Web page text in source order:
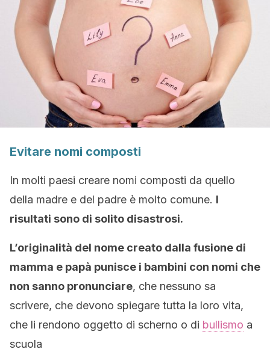
Evitare nomi composti
In molti paesi creare nomi composti da quello
della madre e del padre è molto comune. I
risultati sono di solito disastrosi.
L’originalità del nome creato dalla fusione di
mamma e papà punisce i bambini con nomi che
non sanno pronunciare, che nessuno sa
scrivere, che devono spiegare tutta la loro vita,
che li rendono oggetto di scherno o di bullismo a
scuola